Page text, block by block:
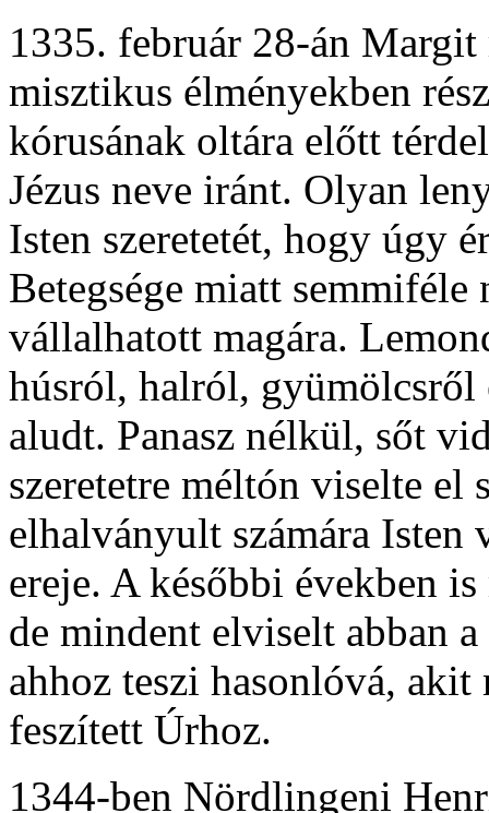
1335. február 28-án
misztikus élményekben
kórusának oltára előtt
Jézus neve iránt. Olyan
Isten szeretetét, hogy úgy
Betegsége miatt
vállalhatott magára.
húsról, halról, gyümölcsről
aludt. Panasz nélkül, sőt
szeretetre méltón viselte
elhalványult számára Isten
ereje. A későbbi években
de mindent elviselt abban
ahhoz teszi hasonlóvá,
feszített Úrhoz.
1344-ben Nördlingeni